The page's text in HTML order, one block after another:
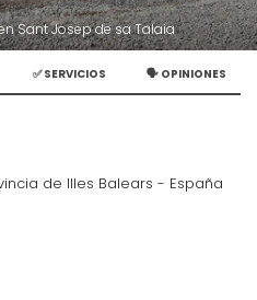
Sant Josep de sa Talaia
✅ SERVICIOS 🗣️ OPINIONES
de Illes Balears - España